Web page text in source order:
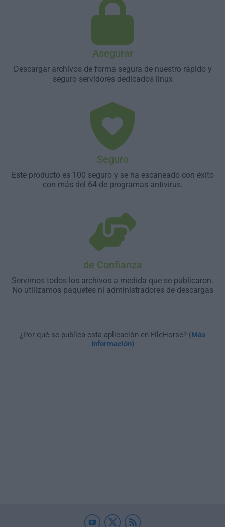
Asegurar
Descargar archivos de forma segura de nuestro rápido y
seguro servidores dedicados linux
Seguro
Este producto es 100 seguro y se ha escaneado con éxito
con más del 64 de programas antivirus.
de Confianza
Servimos todos los archivos a medida que se publicaron.
No utilizamos paquetes ni administradores de descargas
¿Por qué se publica esta aplicación en FileHorse? (Más
información)